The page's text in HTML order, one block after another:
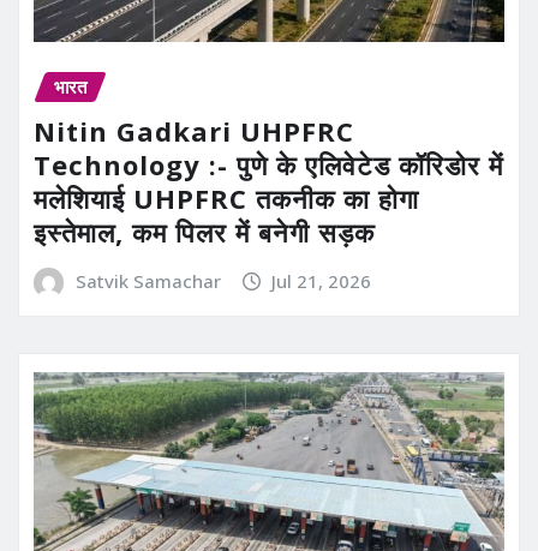
भारत
Nitin Gadkari UHPFRC
Technology :- पुणे के एलिवेटेड कॉरिडोर में
मलेशियाई UHPFRC तकनीक का होगा
इस्तेमाल, कम पिलर में बनेगी सड़क
Satvik Samachar Jul 21, 2026